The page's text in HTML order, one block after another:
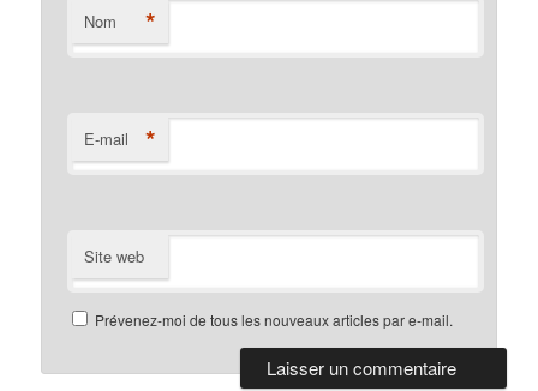
Nom *
E-mail *
Site web
Prévenez-moi de tous les nouveaux articles par e-mail.